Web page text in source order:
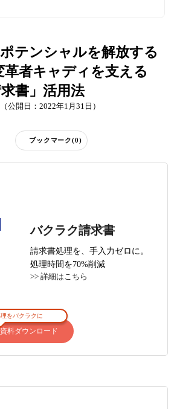
テンシャルを解放する
者キャディを支える
書」活用法​
公開日：2022年1月31日）
ブックマーク(0)
バクラク請求書
請求書処理を、手入力ゼロに。
処理時間を70%削減
>> 詳細はこちら
をバクラクに
料ダウンロード